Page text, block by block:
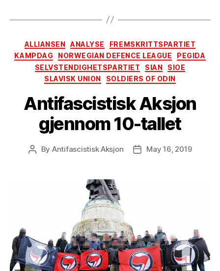
Categories
ALLIANSEN ANALYSE
FREMSKRITTSPARTIET
KAMPDAG
NORWEGIAN DEFENCE LEAGUE
PEGIDA
SELVSTENDIGHETSPARTIET
SIAN
SIOE
SLAVISK UNION
SOLDIERS OF ODIN
Antifascistisk Aksjon
gjennom 10-tallet
Post
By Antifascistisk Aksjon
PostMay 16, 2019